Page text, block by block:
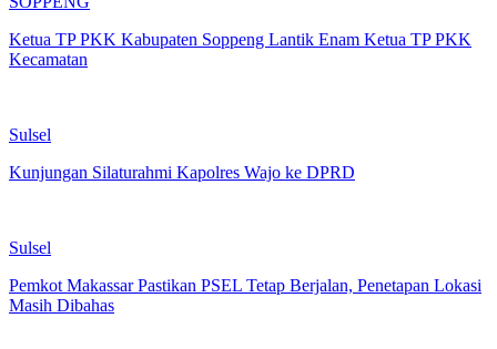
Ketua TP PKK Kabupaten Soppeng Lantik Enam Ketua TP PKK
Kecamatan
Sulsel
Kunjungan Silaturahmi Kapolres Wajo ke DPRD
Sulsel
Pemkot Makassar Pastikan PSEL Tetap Berjalan, Penetapan Lokasi
Masih Dibahas